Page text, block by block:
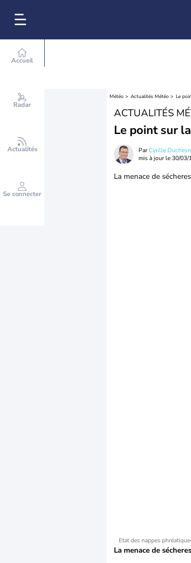
Accueil
Radar
Actualités
Se connecter
Météo Actualités Météo Le
ACTUALITÉS
Le point sur
ParCyrille
mis à jour le30/03/
La menace de
Etat des nappes
La menace de